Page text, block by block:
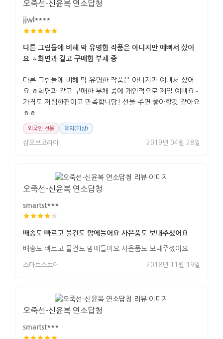
오죽선-신윤복 연소답청
jjwl****
다른 그림들에 비해 막 유명한 작품은 아니지만 예뻐서 샀어
요 ㅎ화면과 같고 구매한 부채 중
다른 그림들에 비해 막 유명한 작품은 아니지만 예뻐서 샀어
요 ㅎ화면과 같고 구매한 부채 중에 개인적으로 제일 예뻐요~
가격도 저렴한편이고 만족합니당! 선물 주면 좋아할것 같아요
ㅎㅎ
외국인 선물 해외(미상)
샵오브코리아 2019년 04월 28일
오죽선-신윤복 연소답청
smartst***
배송도 빠르고 물건도 맘에들어요 사은품도 보내주셨어요
배송도 빠르고 물건도 맘에들어요 사은품도 보내주셨어요
스마트스토어 2018년 11월 19일
오죽선-신윤복 연소답청
smartst***